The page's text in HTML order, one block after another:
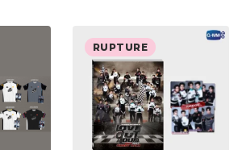
RUPTURE